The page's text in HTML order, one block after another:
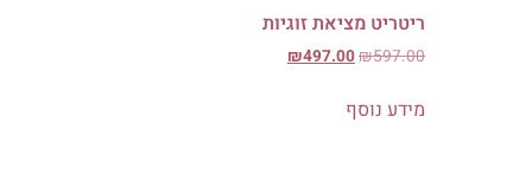
ריטריט מציאת זוגיות
₪597.00
₪497.00
מידע נוסף